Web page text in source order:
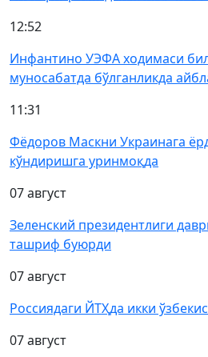
12:52
Инфантино УЭФА ходимаси
муносабатда бўлганликда
11:31
Фёдоров Маскни Украинага
кўндиришга уринмоқда
07 август
Зеленский президентлиги
ташриф буюрди
07 август
Россиядаги ЙТҲда икки
07 август